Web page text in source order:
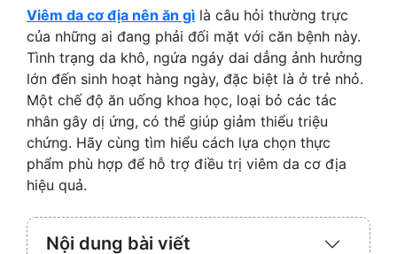
Viêm da cơ địa nên ăn gì là câu hỏi thường trực
của những ai đang phải đối mặt với căn bệnh này.
Tình trạng da khô, ngứa ngáy dai dẳng ảnh hưởng
lớn đến sinh hoạt hàng ngày, đặc biệt là ở trẻ nhỏ.
Một chế độ ăn uống khoa học, loại bỏ các tác
nhân gây dị ứng, có thể giúp giảm thiểu triệu
chứng. Hãy cùng tìm hiểu cách lựa chọn thực
phẩm phù hợp để hỗ trợ điều trị viêm da cơ địa
hiệu quả.
Nội dung bài viết
Expand